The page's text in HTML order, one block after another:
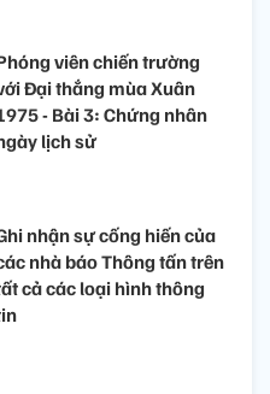
viên chiến trường
Đại thắng mùa Xuân
- Bài 3: Chứng nhân
lịch sử
nhận sự cống hiến của
nhà báo Thông tấn trên
cả các loại hình thông